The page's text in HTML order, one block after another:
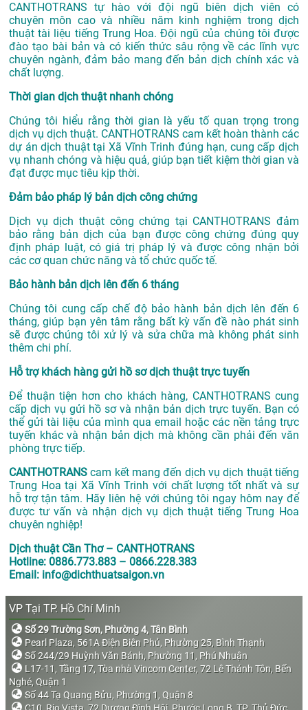
CANTHOTRANS tự hào với đội ngũ biên dịch viên có
chuyên môn cao và nhiều năm kinh nghiệm trong dịch
thuật tài liệu tiếng Trung Hoa. Đội ngũ của chúng tôi được
đào tạo bài bản và có kiến thức sâu rộng về các lĩnh vực
chuyên ngành, đảm bảo mang đến bản dịch chính xác và
chất lượng.
Thời gian dịch thuật nhanh chóng
Chúng tôi hiểu rằng thời gian là yếu tố quan trọng trong
dịch vụ dịch thuật. CANTHOTRANS cam kết hoàn thành các
dự ándịch thuật tại Xã Vĩnh Trinh đúng hạn, cung cấp dịch
vụ nhanh chóng và hiệu quả, giúp bạn tiết kiệm thời gian và
đạt được mục tiêu kịp thời.
Đảm bảo pháp lý bản dịch công chứng
Dịch vụ dịch thuật công chứng tại CANTHOTRANS đảm
bảo rằng bản dịch của bạn được công chứng đúng quy
định pháp luật, có giá trị pháp lý và được công nhận bởi
các cơ quan chức năng và tổ chức quốc tế.
Bảo hành bản dịch lên đến 6 tháng
Chúng tôi cung cấp chế độ bảo hành bản dịch lên đến 6
tháng, giúp bạn yên tâm rằng bất kỳ vấn đề nào phát sinh
sẽ được chúng tôi xử lý và sửa chữa mà không phát sinh
thêm chi phí.
Hỗ trợ khách hàng gửi hồ sơ dịch thuật trực tuyến
Để thuận tiện hơn cho khách hàng, CANTHOTRANS cung
cấp dịch vụ gửi hồ sơ và nhận bản dịch trực tuyến. Bạn có
thể gửi tài liệu của mình qua email hoặc các nền tảng trực
tuyến khác và nhận bản dịch mà không cần phải đến văn
phòng trực tiếp.
CANTHOTRANS cam kết mang đến dịch vụ dịch thuật tiếng
Trung Hoa tại Xã Vĩnh Trinh với chất lượng tốt nhất và sự
hỗ trợ tận tâm. Hãy liên hệ với chúng tôi ngay hôm nay để
được tư vấn và nhận dịch vụ dịch thuật tiếng Trung Hoa
chuyên nghiệp!
Dịch thuật Cần Thơ – CANTHOTRANS
Hotline: 0886.773.883 – 0866.228.383
Email: info@dichthuatsaigon.vn
VP Tại TP. Hồ Chí Minh
Số 29 Trường Sơn, Phường 4, Tân Bình
Pearl Plaza, 561A Điện Biên Phủ, Phường 25, Bình Thạnh
Số 244/29 Huỳnh Văn Bánh, Phường 11, Phú Nhuận
L17-11, Tầng 17, Tòa nhà Vincom Center, 72 Lê Thánh Tôn, Bến
Nghé, Quận 1
Số 44 Tạ Quang Bửu, Phường 1, Quận 8